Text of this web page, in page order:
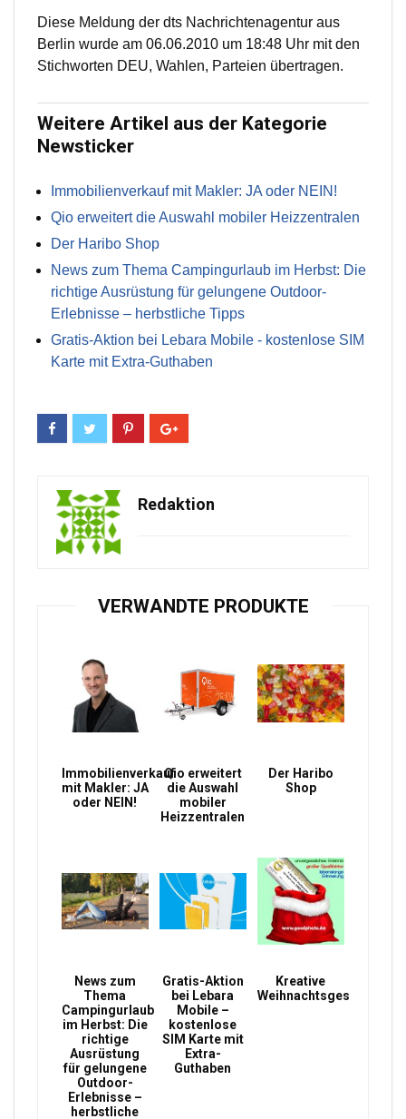
Diese Meldung der dts Nachrichtenagentur aus
Berlin wurde am 06.06.2010 um 18:48 Uhr mit den
Stichworten DEU, Wahlen, Parteien übertragen.
Weitere Artikel aus der Kategorie
Newsticker
Immobilienverkauf mit Makler: JA oder NEIN!
Qio erweitert die Auswahl mobiler Heizzentralen
Der Haribo Shop
News zum Thema Campingurlaub im Herbst: Die
richtige Ausrüstung für gelungene Outdoor-
Erlebnisse – herbstliche Tipps
Gratis-Aktion bei Lebara Mobile - kostenlose SIM
Karte mit Extra-Guthaben
Redaktion
VERWANDTE PRODUKTE
Immobilienverkauf
mit Makler: JA
oder NEIN!
Qio erweitert
die Auswahl
mobiler
Heizzentralen
Der Haribo
Shop
News zum
Thema
Campingurlaub
im Herbst: Die
richtige
Ausrüstung
für gelungene
Outdoor-
Erlebnisse –
herbstliche
Gratis-Aktion
bei Lebara
Mobile –
kostenlose
SIM Karte mit
Extra-
Guthaben
Kreative
Weihnachtsgeschenke